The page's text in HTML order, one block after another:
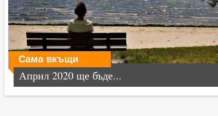
Сама вкъщи
Април 2020 ще бъде...